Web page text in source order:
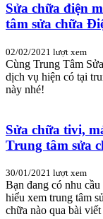
Sửa chữa điện
tâm sửa chữa
02/02/2021 lượt xem
Cùng Trung Tâm
dịch vụ hiện có tại
này nhé!
Sửa chữa tivi,
Trung tâm sửa
30/01/2021 lượt xem
Bạn đang có nhu
hiểu xem trung tâm
chữa nào qua bài